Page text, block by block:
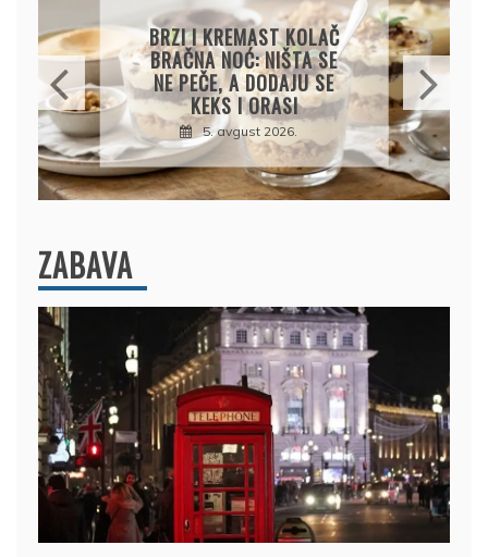
KOLAČ
NIŠTA SE
DODAJU SE
ORASI
2026.
KREMASTA
SA FETA SIROM I
PARADAJZOM
5. avgust 2026.
ZABAVA